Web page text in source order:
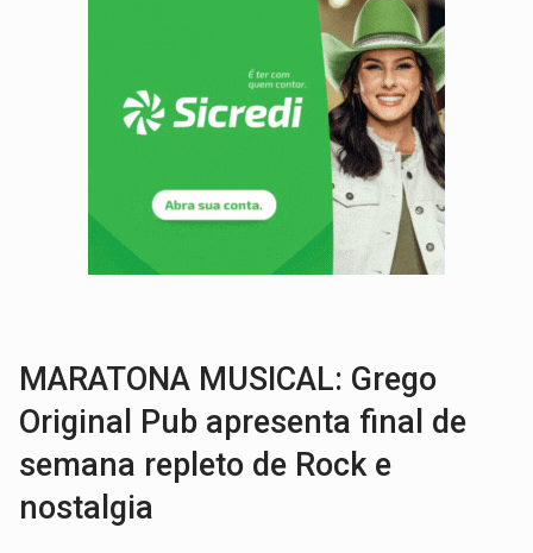
Condutor de carro avança cruzamento e deixa
'OS OLHOS DO BRASIL':Emanuel Neri transforma indignação e esperança em
SOB INVESTIGAÇÃO: Dentista de PVH é denunciado por transmitir HIV
Polícia Civil deflagra a terceira fase da
ASSESSOR FLAGRADO: Empresa e ONG que recebeu R$ 12 mi em emendas
INFLUENCIARIA ELEIÇÕES: Justiça Eleitoral manda tirar vídeo com suposta
MARATONA MUSICAL: Grego
Original Pub apresenta final de
semana repleto de Rock e
nostalgia